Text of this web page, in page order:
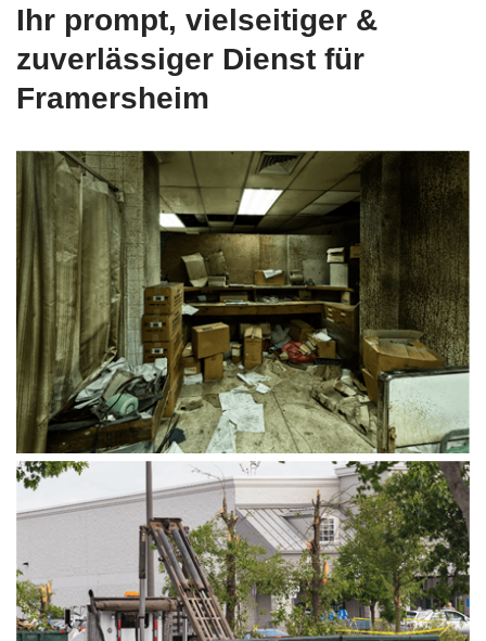
Ihr prompt, vielseitiger &
zuverlässiger Dienst für
Framersheim